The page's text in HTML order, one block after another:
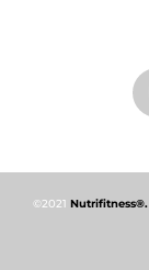
©2021 Nutrifitness®.